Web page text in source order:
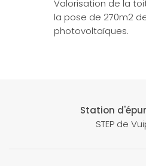
Valorisation de la
la pose de 270m2
photovoltaïques.
Station
STEP de